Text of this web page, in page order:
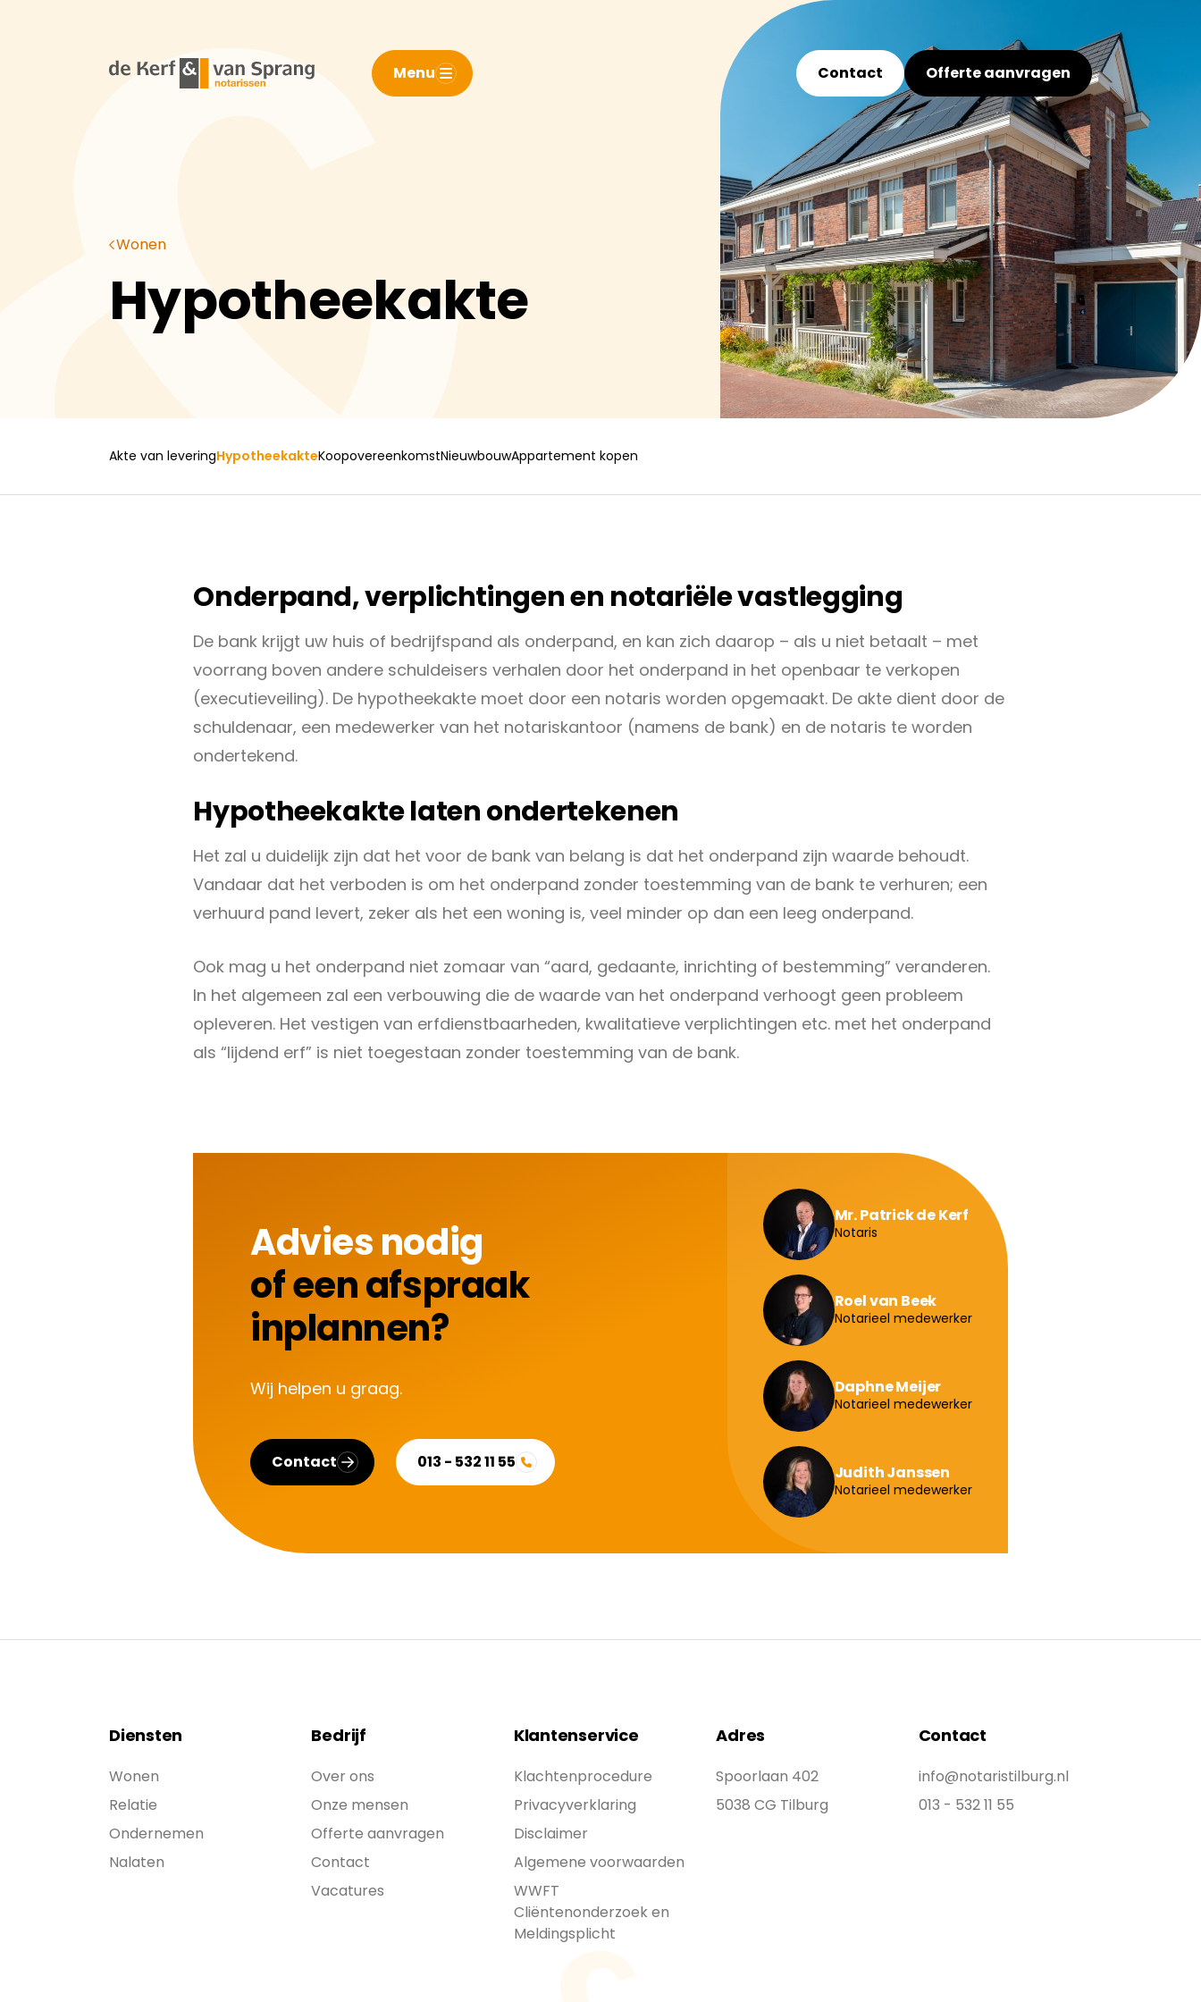
Menu Contact Offerte aanvragen
Wonen
Hypotheekakte
Akte van leveringHypotheekakteKoopovereenkomstNieuwbouwAppartement kopen
Onderpand, verplichtingen en notariële vastlegging
De bank krijgt uw huis of bedrijfspand als onderpand, en kan zich daarop – als u niet betaalt – met
voorrang boven andere schuldeisers verhalen door het onderpand in het openbaar te verkopen
(executieveiling). De hypotheekakte moet door een notaris worden opgemaakt. De akte dient door de
schuldenaar, een medewerker van het notariskantoor (namens de bank) en de notaris te worden
ondertekend.
Hypotheekakte laten ondertekenen
Het zal u duidelijk zijn dat het voor de bank van belang is dat het onderpand zijn waarde behoudt.
Vandaar dat het verboden is om het onderpand zonder toestemming van de bank te verhuren; een
verhuurd pand levert, zeker als het een woning is, veel minder op dan een leeg onderpand.
Ook mag u het onderpand niet zomaar van “aard, gedaante, inrichting of bestemming” veranderen.
In het algemeen zal een verbouwing die de waarde van het onderpand verhoogt geen probleem
opleveren. Het vestigen van erfdienstbaarheden, kwalitatieve verplichtingen etc. met het onderpand
als “lijdend erf” is niet toegestaan zonder toestemming van de bank.
Advies nodig
of een afspraak
inplannen?
Wij helpen u graag.
Contact 013 - 532 11 55
Mr. Patrick de Kerf
Notaris
Roel van Beek
Notarieel medewerker
Daphne Meijer
Notarieel medewerker
Judith Janssen
Notarieel medewerker
Diensten
Wonen
Relatie
Ondernemen
Nalaten
Bedrijf
Over ons
Onze mensen
Offerte aanvragen
Contact
Vacatures
Klantenservice
Klachtenprocedure
Privacyverklaring
Disclaimer
Algemene voorwaarden
WWFT
Cliëntenonderzoek en
Meldingsplicht
Adres
Spoorlaan 402
5038 CG Tilburg
Contact
info@notaristilburg.nl
013 - 532 11 55